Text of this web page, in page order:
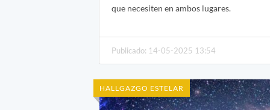
que necesiten en ambos lugares.
Publicado: 14-05-2025 13:54
HALLGAZGO ESTELAR